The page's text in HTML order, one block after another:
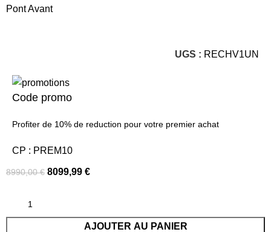
Pont Avant
UGS : RECHV1UN
Code promo
Profiter de 10% de reduction pour votre premier achat
CP : PREM10
8990,00€ 8099,99€
AJOUTER AU PANIER